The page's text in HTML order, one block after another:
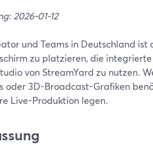
2026-01-12
und Teams in Deutschland ist
zu platzieren, die
von StreamYard zu nutzen.
oder 3D-Broadcast-Grafiken
Live-Produktion legen.